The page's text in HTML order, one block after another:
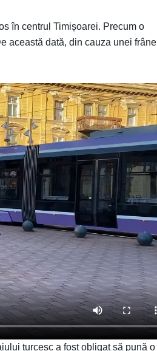
în centrul Timișoarei. Precum o
această dată, din cauza unei frâne
turcesc a fost obligat să pună o